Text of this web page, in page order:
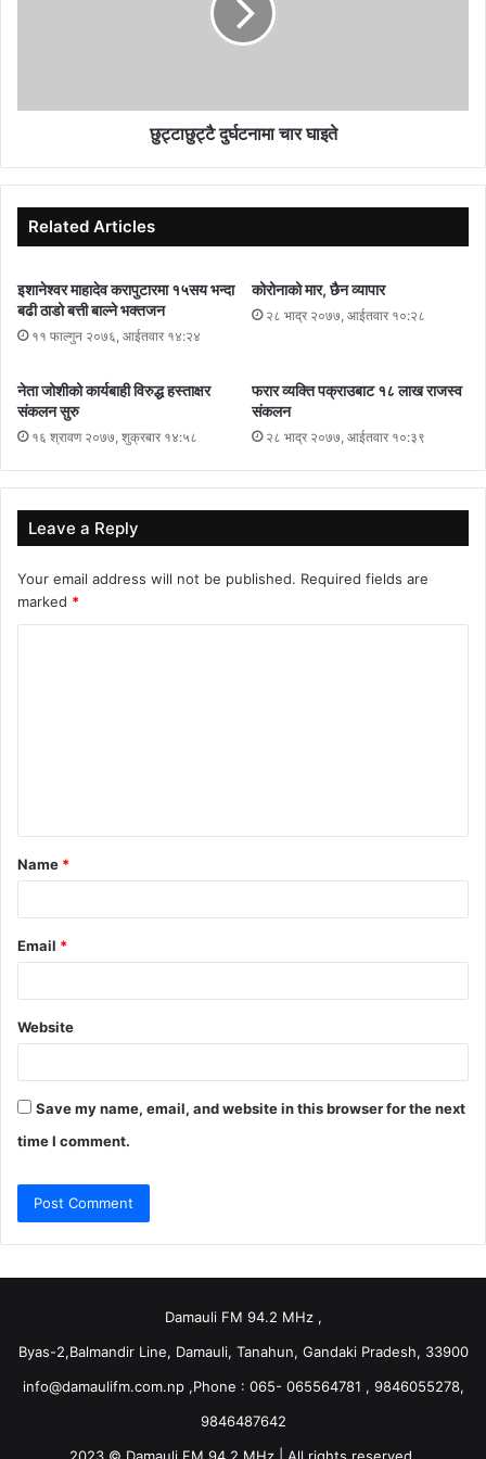
नियन्त्रण गर्ने उपकरणको सहि उपयोग गरेर सुरक्षा व्यवस्थापन गर्न सुझाव दिए ।
छुट्टाछुट्टै दुर्घटनामा चार घाइते
Related Articles
इशानेश्वर माहादेव करापुटारमा १५सय भन्दा
बढी ठाडो बत्ती बाल्ने भक्तजन
११ फाल्गुन २०७६, आईतवार १४:२४
कोरोनाको मार, छैन व्यापार
२८ भाद्र २०७७, आईतवार १०:२८
नेता जोशीको कार्यबाही विरुद्ध हस्ताक्षर
संकलन सुरु
१६ श्रावण २०७७, शुक्रबार १४:५८
फरार व्यक्ति पक्राउबाट १८ लाख राजस्व
संकलन
२८ भाद्र २०७७, आईतवार १०:३९
Leave a Reply
Your email address will not be published. Required fields are
marked *
t
*
Name *
Email *
Website
Save my name, email, and website in this browser for the next
time I comment.
Damauli FM 94.2 MHz ,
Byas-2,Balmandir Line, Damauli, Tanahun, Gandaki Pradesh, 33900
info@damaulifm.com.np,Phone : 065- 065564781 , 9846055278,
9846487642